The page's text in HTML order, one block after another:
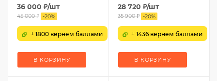
36 000 ₽/шт
45 000₽ -20%
+ 1800 вернем баллами
В КОРЗИНУ
28 720 ₽/шт
35 900₽ -20%
+ 1436 вернем баллами
В КОРЗИНУ